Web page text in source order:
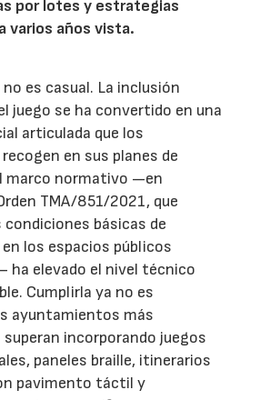
por lotes y estrategias
varios años vista.
es casual. La inclusión
juego se ha convertido en una
articulada que los
en sus planes de
marco normativo —en
TMA/851/2021, que
condiciones básicas de
los espacios públicos
ha elevado el nivel técnico
Cumplirla ya no es
ayuntamientos más
superan incorporando juegos
paneles braille, itinerarios
pavimento táctil y